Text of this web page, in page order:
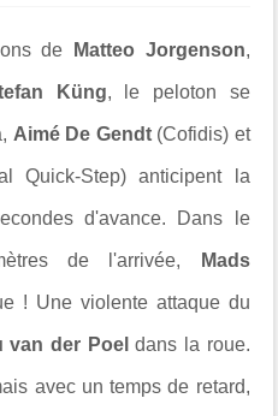
de Matteo Jorgenson,
Küng, le peloton se
Aimé De Gendt (Cofidis) et
Quick-Step) anticipent la
d'avance. Dans le
de l'arrivée, Mads
! Une violente attaque du
van der Poeldans la roue.
avec un temps de retard,